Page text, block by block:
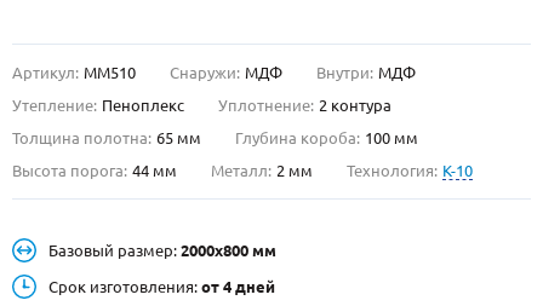
УСТАНОВКА
О НАС
КОНТАКТЫ
Металлические двери от производителя с доставкой и установкой в
Москве и МО
Артикул: ММ510 Снаружи: МДФ Внутри: МДФ
Утепление: Пеноплекс Уплотнение: 2 контура
Толщина полотна: 65 мм Глубина короба: 100 мм
Высота порога: 44 мм Металл: 2 мм Технология: K-10
Базовый размер: 2000х800 мм
Срок изготовления: от 4 дней